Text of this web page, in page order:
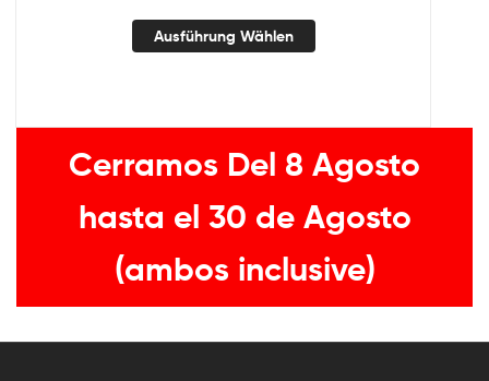
Ausführung Wählen
Cerramos Del 8 Agosto
hasta el 30 de Agosto
(ambos inclusive)